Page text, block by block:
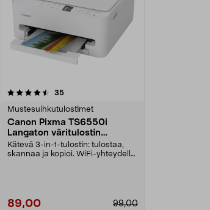
35arvostelut
Mustesuihkutulostimet
Canon Pixma TS6550i
Langaton väritulostin
skannerilla
Kätevä 3-in-1-tulostin: tulostaa,
skannaa ja kopioi. WiFi-yhteydellä
99,00
89,00